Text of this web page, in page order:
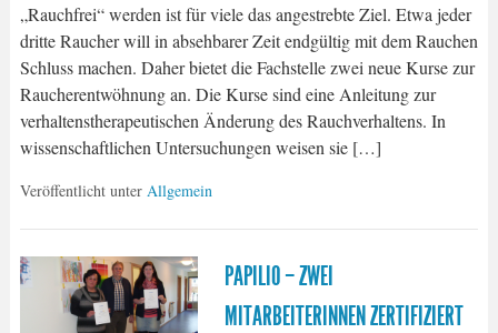
„Rauchfrei“ werden ist für viele das angestrebte Ziel. Etwa jeder
dritte Raucher will in absehbarer Zeit endgültig mit dem Rauchen
Schluss machen. Daher bietet die Fachstelle zwei neue Kurse zur
Raucherentwöhnung an. Die Kurse sind eine Anleitung zur
verhaltenstherapeutischen Änderung des Rauchverhaltens. In
wissenschaftlichen Untersuchungen weisen sie […]
Veröffentlicht unter Allgemein
PAPILIO – ZWEI
MITARBEITERINNEN ZERTIFIZIERT